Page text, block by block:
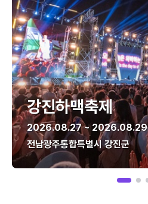
강진하맥축제
2026.08.27 ~ 2026.08.29
전남광주통합특별시 강진군